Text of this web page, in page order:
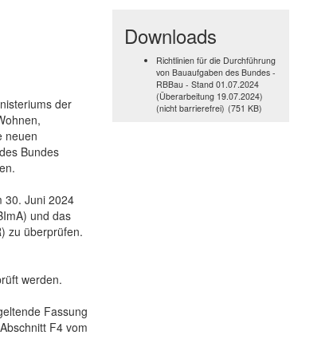
der
neuen
Bundes
30. Juni 2024
und das
zu überprüfen.
werden.
Fassung
F4 vom
Downloads
Richtlinien für die Durchführung
von Bauaufgaben des Bundes -
RBBau - Stand 01.07.2024
(Überarbeitung 19.07.2024)
(nicht barrierefrei) (751 KB)